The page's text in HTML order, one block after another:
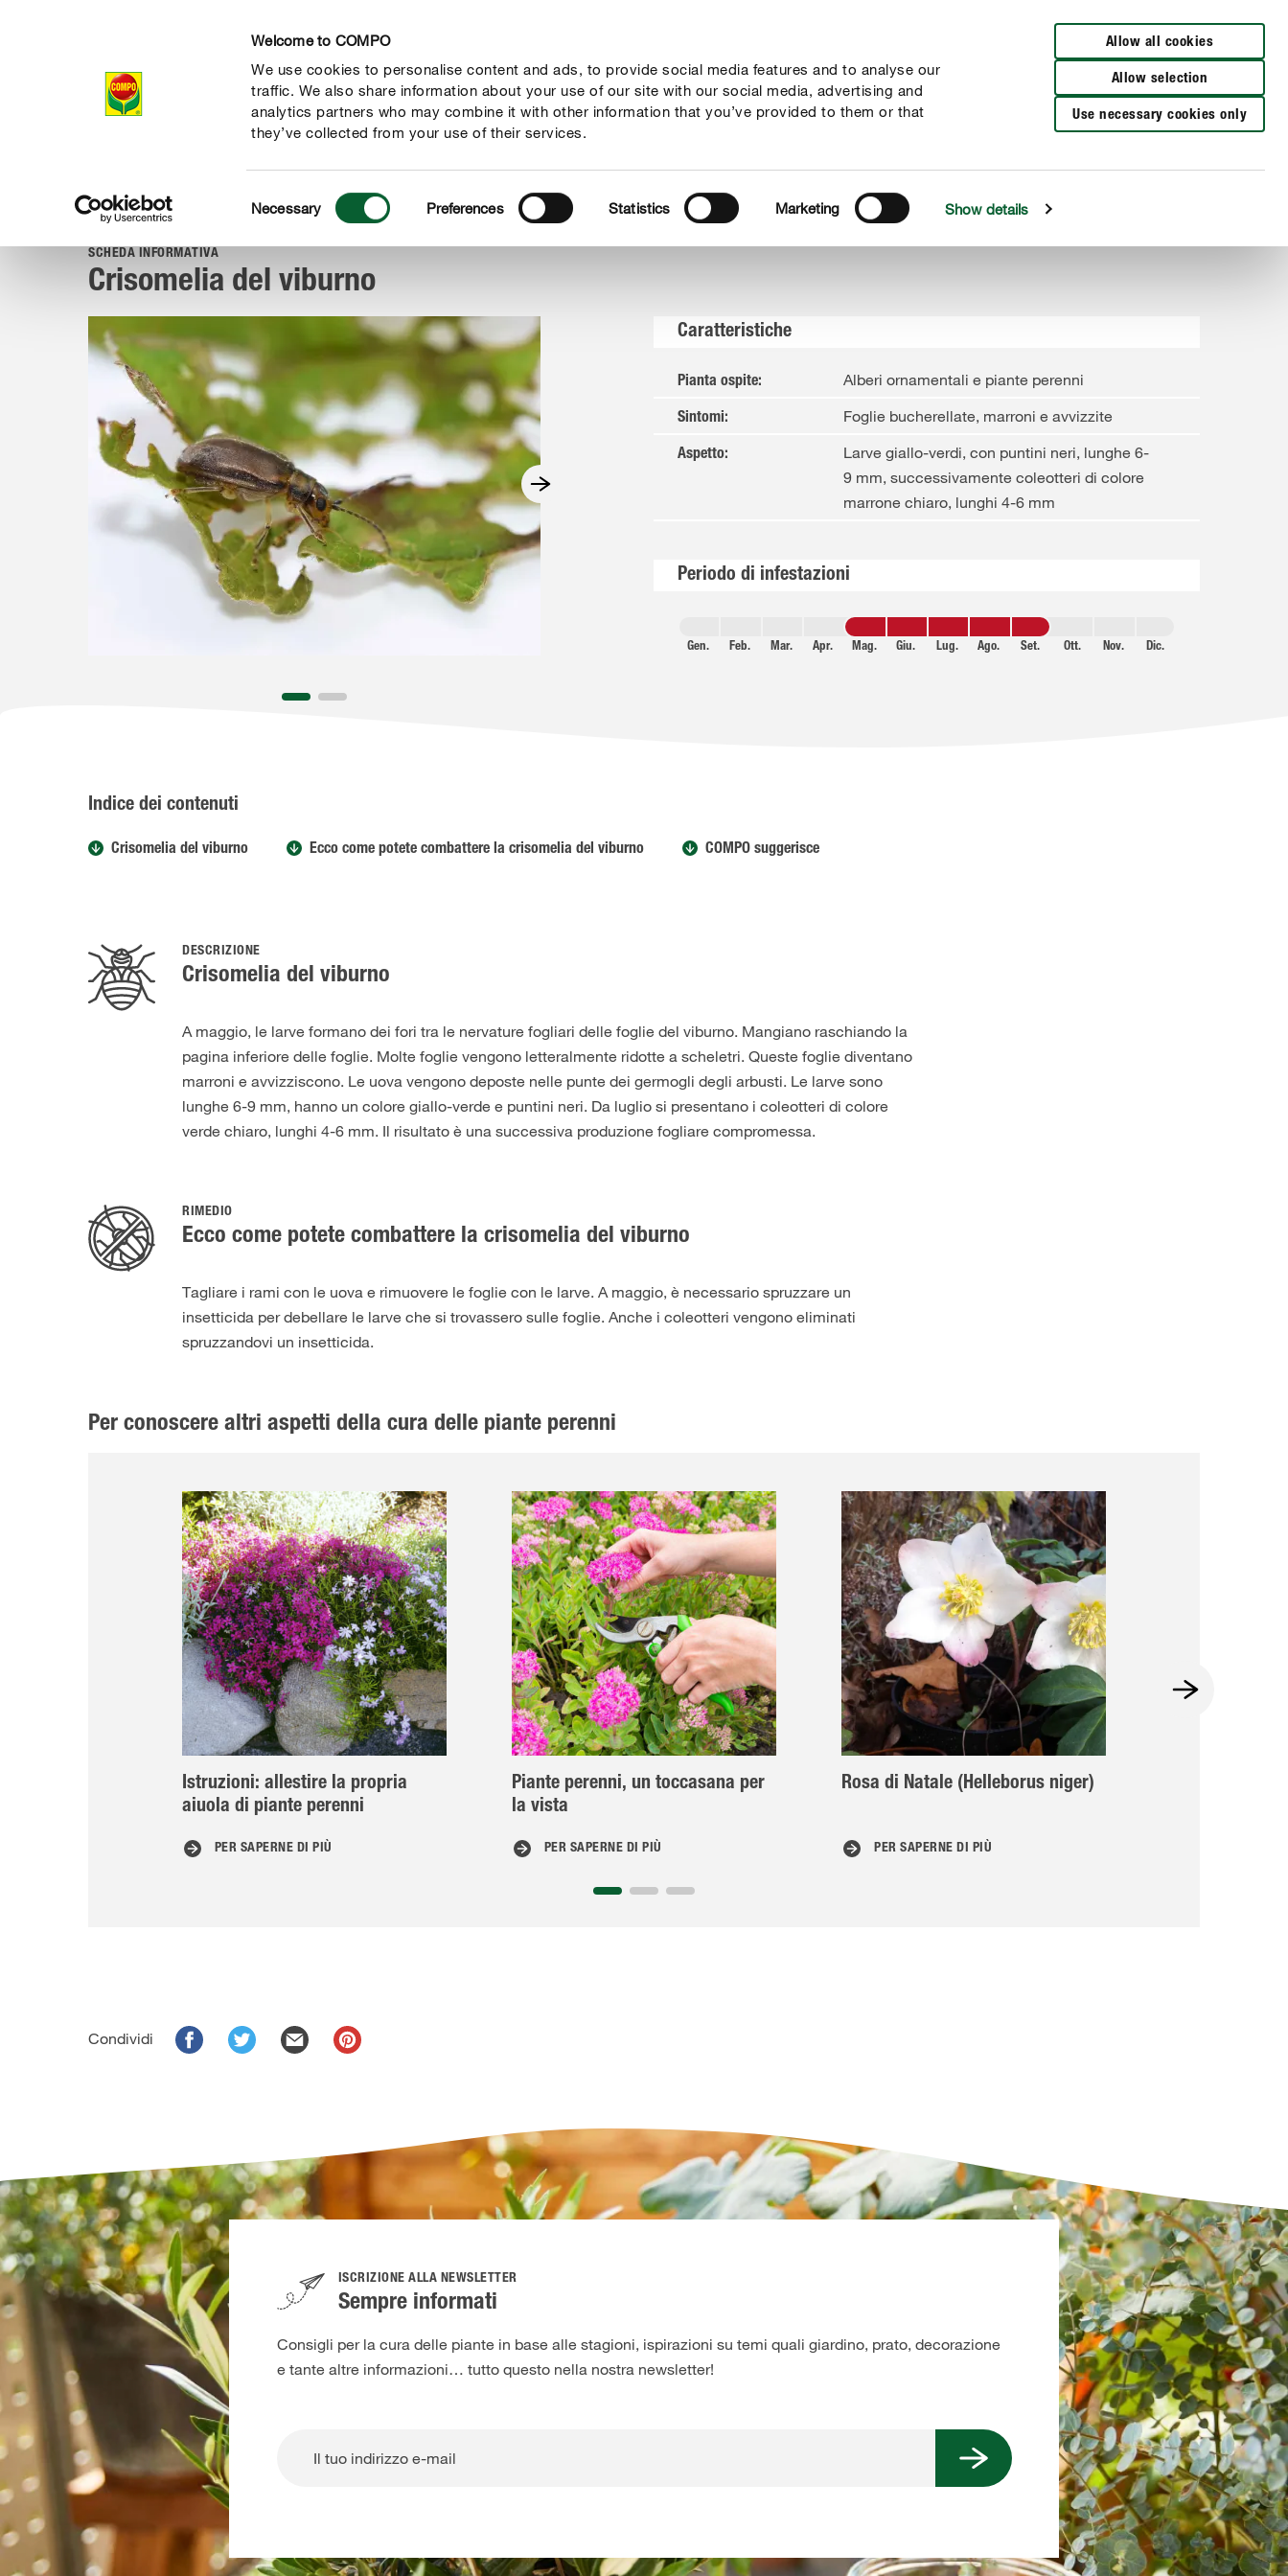
Welcome to COMPO
We use cookies to personalise content and ads, to provide social media features and to analyse our
traffic. We also share information about your use of our site with our social media, advertising and
analytics partners who may combine it with other information that you’ve provided to them or that
they’ve collected from your use of their services.
Selection
Necessary Preferences Statistics Marketing Show details
Allow all cookies
Allow selection
Use necessary cookies only
Prodotti Magazine Mondi Tematici Info Chi siamo Solo il meglio!
COMPOMagazine Tutto su parassiti e malattie Insetti dannosi Crisomelia del viburno
SCHEDA INFORMATIVA
Crisomelia del viburno
Caratteristiche
Pianta ospite: Alberi ornamentali e piante perenni
Sintomi: Foglie bucherellate, marroni e avvizzite
Aspetto:
Larve giallo-verdi, con puntini neri, lunghe 6-
9 mm, successivamente coleotteri di colore
marrone chiaro, lunghi 4-6 mm
Periodo di infestazioni
Gen. Feb. Mar. Apr. Mag. Giu. Lug. Ago. Set. Ott. Nov. Dic.
Indice dei contenuti
Crisomelia del viburno Ecco come potete combattere la crisomelia del viburno COMPO suggerisce
DESCRIZIONE
Crisomelia del viburno
A maggio, le larve formano dei fori tra le nervature fogliari delle foglie del viburno. Mangiano raschiando la
pagina inferiore delle foglie. Molte foglie vengono letteralmente ridotte a scheletri. Queste foglie diventano
marroni e avvizziscono. Le uova vengono deposte nelle punte dei germogli degli arbusti. Le larve sono
lunghe 6-9 mm, hanno un colore giallo-verde e puntini neri. Da luglio si presentano i coleotteri di colore
verde chiaro, lunghi 4-6 mm. Il risultato è una successiva produzione fogliare compromessa.
RIMEDIO
Ecco come potete combattere la crisomelia del viburno
Tagliare i rami con le uova e rimuovere le foglie con le larve. A maggio, è necessario spruzzare un
insetticida per debellare le larve che si trovassero sulle foglie. Anche i coleotteri vengono eliminati
spruzzandovi un insetticida.
Per conoscere altri aspetti della cura delle piante perenni
Istruzioni: allestire la propria
aiuola di piante perenni
PER SAPERNE DI PIÙ
Piante perenni, un toccasana per
la vista
PER SAPERNE DI PIÙ
Rosa di Natale (Helleborus niger)
PER SAPERNE DI PIÙ
Condividi
ISCRIZIONE ALLA NEWSLETTER
Sempre informati
Consigli per la cura delle piante in base alle stagioni, ispirazioni su temi quali giardino, prato, decorazione
e tante altre informazioni… tutto questo nella nostra newsletter!
Ho letto ladichiarazione sulla